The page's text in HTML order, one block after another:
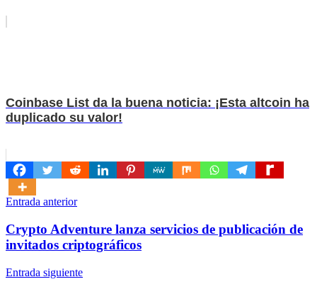
Coinbase List da la buena noticia: ¡Esta altcoin ha
duplicado su valor!
Navegación
de
entradas
Entrada anterior
Crypto Adventure lanza servicios de publicación de
invitados criptográficos
Entrada siguiente